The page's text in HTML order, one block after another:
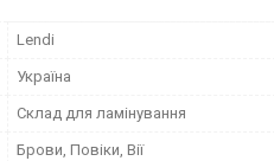
Lendi
Україна
Склад для ламінування
Брови, Повіки, Вії